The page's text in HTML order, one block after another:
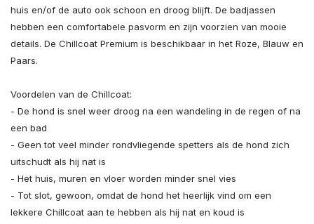
huis en/of de auto ook schoon en droog blijft. De badjassen
hebben een comfortabele pasvorm en zijn voorzien van mooie
details. De Chillcoat Premium is beschikbaar in het Roze, Blauw en
Paars.
Voordelen van de Chillcoat:
- De hond is snel weer droog na een wandeling in de regen of na
een bad
- Geen tot veel minder rondvliegende spetters als de hond zich
uitschudt als hij nat is
- Het huis, muren en vloer worden minder snel vies
- Tot slot, gewoon, omdat de hond het heerlijk vind om een
lekkere Chillcoat aan te hebben als hij nat en koud is